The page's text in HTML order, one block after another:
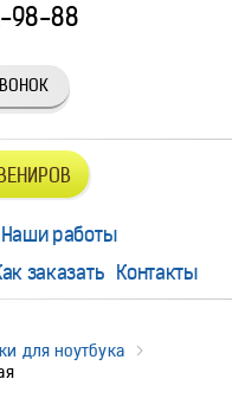
98-88
Наши работы
заказать Контакты
для ноутбука